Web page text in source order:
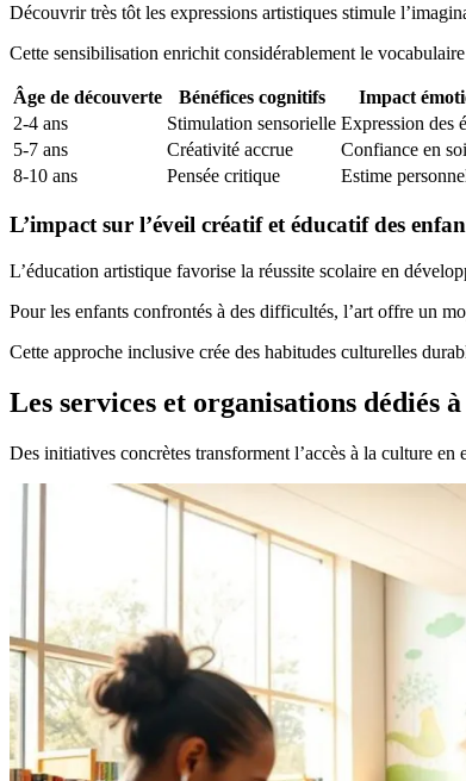
Découvrir très tôt les expressions artistiques stimule
Cette sensibilisation enrichit considérablement le
Âge de découverte Bénéfices cognitifs Impact
2-4 ans
Stimulation sensorielle Expression des
5-7 ans
Créativité accrue Confiance en soi
8-10 ans
Pensée critique Estime
L’impact sur l’éveil créatif et éducatif des
L’éducation artistique favorise la réussite scolaire en
Pour les enfants confrontés à des difficultés, l’art offre un
Cette approche inclusive crée des habitudes culturelles
Les services et organisations dédiés
Des initiatives concrètes transforment l’accès à la culture en